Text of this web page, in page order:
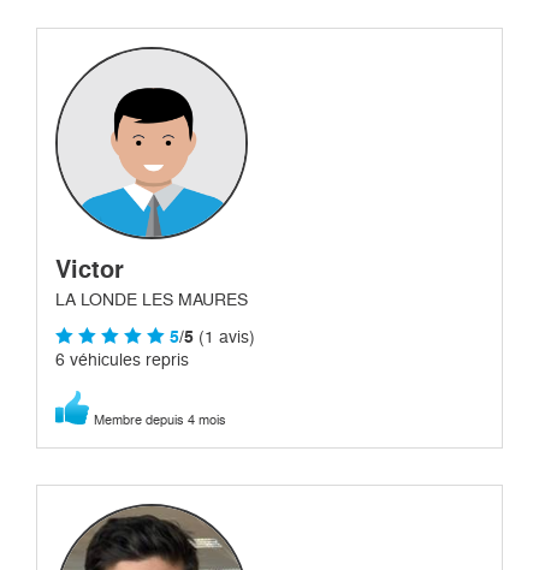
Victor
LA LONDE LES MAURES
5/5 (1 avis)
6 véhicules repris
Membre depuis 4 mois